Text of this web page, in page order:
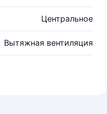
Центральное
Вытяжная вентиляция